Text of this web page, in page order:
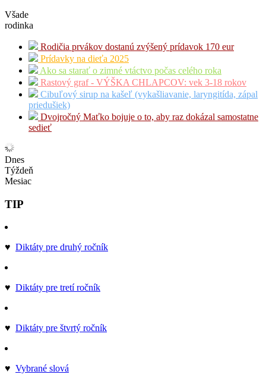
Všade
rodinka
Rodičia prvákov dostanú zvýšený prídavok 170 eur
Prídavky na dieťa 2025
Ako sa starať o zimné vtáctvo počas celého roka
Rastový graf - VÝŠKA CHLAPCOV: vek 3-18 rokov
Cibuľový sirup na kašeľ (vykašliavanie, laryngitída, zápal
priedušiek)
Dvojročný Maťko bojuje o to, aby raz dokázal samostatne
sedieť
Dnes
Týždeň
Mesiac
TIP
♥ Diktáty pre druhý ročník
♥ Diktáty pre tretí ročník
♥ Diktáty pre štvrtý ročník
♥ Vybrané slová